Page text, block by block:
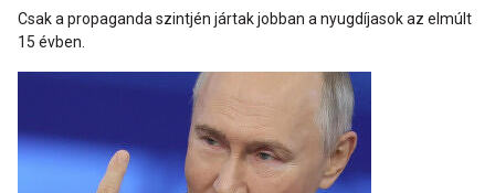
Csak a propaganda szintjén jártak jobban a nyugdíjasok az elmúlt
15 évben.